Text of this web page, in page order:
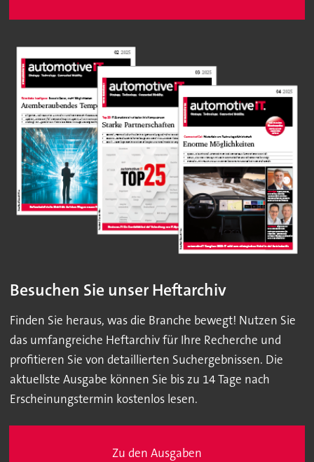
Besuchen Sie unser Heftarchiv
Finden Sie heraus, was die Branche bewegt! Nutzen Sie
das umfangreiche Heftarchiv für Ihre Recherche und
profitieren Sie von detaillierten Suchergebnissen. Die
aktuellste Ausgabe können Sie bis zu 14 Tage nach
Erscheinungstermin kostenlos lesen.
Zu den Ausgaben